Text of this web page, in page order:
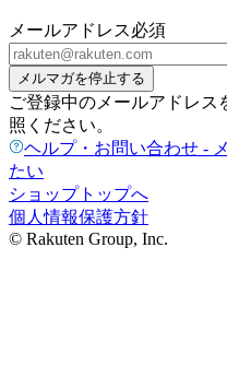
メールアドレス必須
メルマガを停止する
ご登録中のメールアドレス
照ください。
ヘルプ・お問い合わせ -
たい
ショップトップへ
個人情報保護方針
© Rakuten Group, Inc.